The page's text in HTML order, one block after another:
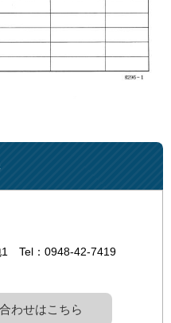
Tel：0948-42-7419
わせはこちら